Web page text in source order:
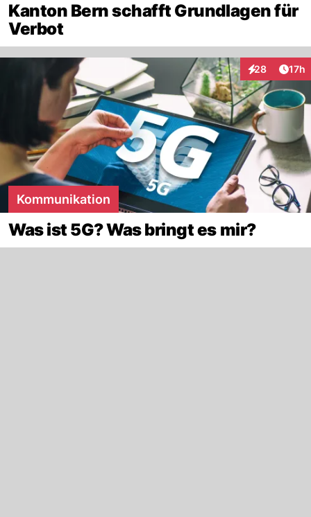
Kanton Bern schafft Grundlagen für
Verbot
28
Interaktionen
17h
Kommunikation
Was ist 5G? Was bringt es mir?